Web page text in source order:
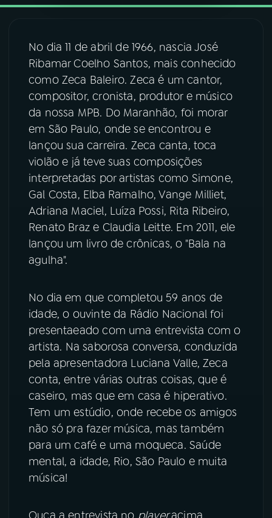
06VIDEOCASTS
07ÚLTIMAS
08 FESTIVAL DE MÚSICA
ACOMPANHE A RÁDIO NACIONAL
YouTube Facebook
Instagram X
TikTok
No dia 11 de abril de 1966, nascia José
Ribamar Coelho Santos, mais conhecido
como Zeca Baleiro. Zeca é um cantor,
compositor, cronista, produtor e músico
da nossa MPB. Do Maranhão, foi morar
em São Paulo, onde se encontrou e
lançou sua carreira. Zeca canta, toca
violão e já teve suas composições
interpretadas por artistas como Simone,
Gal Costa, Elba Ramalho, Vange Milliet,
Adriana Maciel, Luíza Possi, Rita Ribeiro,
Renato Braz e Claudia Leitte. Em 2011, ele
lançou um livro de crônicas, o "Bala na
agulha".
No dia em que completou 59 anos de
idade, o ouvinte da Rádio Nacional foi
presentaeado com uma entrevista com o
artista. Na saborosa conversa, conduzida
pela apresentadora Luciana Valle, Zeca
conta, entre várias outras coisas, que é
caseiro, mas que em casa é hiperativo.
Tem um estúdio, onde recebe os amigos
não só pra fazer música, mas também
para um café e uma moqueca. Saúde
mental, a idade, Rio, São Paulo e muita
música!